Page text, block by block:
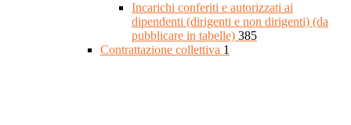
Incarichi conferiti e autorizzati ai
dipendenti (dirigenti e non dirigenti) (da
pubblicare in tabelle) 385
Contrattazione collettiva 1